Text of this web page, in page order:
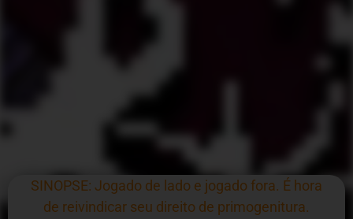
SINOPSE: Jogado de lado e jogado fora. É hora
de reivindicar seu direito de primogenitura.